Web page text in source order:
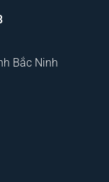
Bắc Ninh